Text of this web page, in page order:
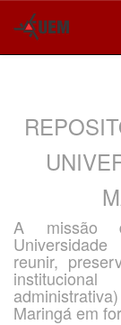
A missão
reunir,
Maringá em